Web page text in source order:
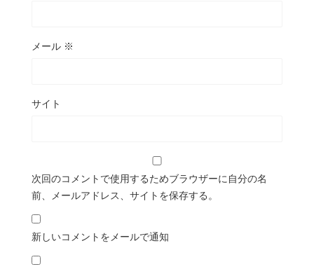
メール ※
サイト
次回のコメントで使用するためブラウザーに自分の名
前、メールアドレス、サイトを保存する。
新しいコメントをメールで通知